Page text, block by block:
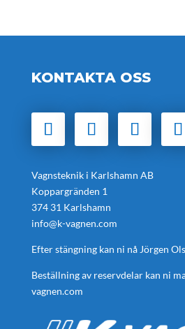
KONTAKTA OSS
Vagnsteknik i Karlshamn AB
Koppargränden 1
374 31 Karlshamn
info@k-vagnen.com
Efter stängning kan ni nå Jörgen
Beställning av reservdelar kan ni
vagnen.com